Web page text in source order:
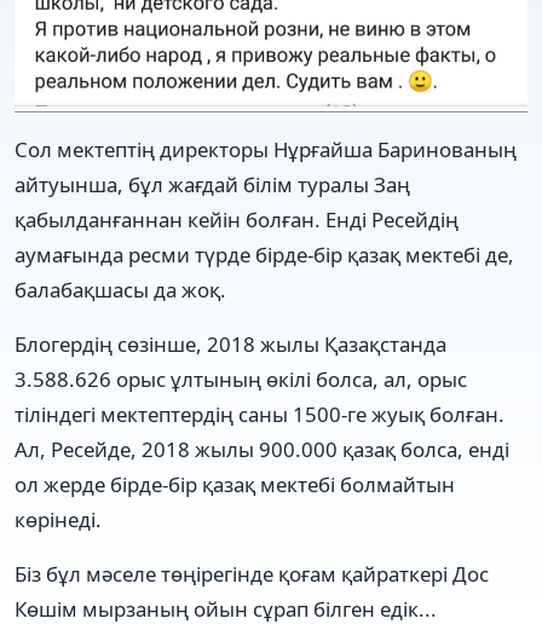
Сол мектептің директоры Нұрғайша Баринованың
айтуынша, бұл жағдай білім туралы Заң
қабылданғаннан кейін болған. Енді Ресейдің
аумағында ресми түрде бірде-бір қазақ мектебі де,
балабақшасы да жоқ.
Блогердің сөзінше, 2018 жылы Қазақстанда
3.588.626 орыс ұлтының өкілі болса, ал, орыс
тіліндегі мектептердің саны 1500-ге жуық болған.
Ал, Ресейде, 2018 жылы 900.000 қазақ болса, енді
ол жерде бірде-бір қазақ мектебі болмайтын
көрінеді.
Біз бұл мәселе төңірегінде қоғам қайраткері Дос
Көшім мырзаның ойын сұрап білген едік...